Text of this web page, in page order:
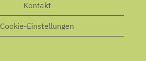
Kontakt
Cookie-Einstellungen